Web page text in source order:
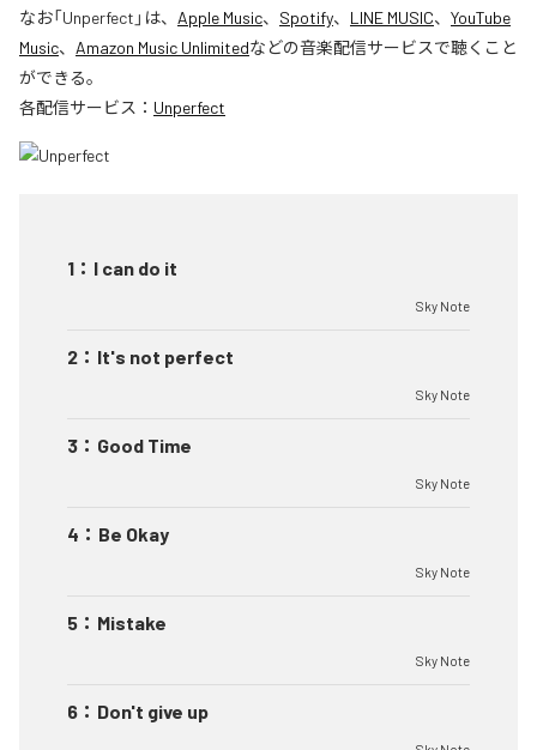
なお「Unperfect 」は、 Apple Music、 Spotify、 LINE MUSIC、 YouTube
Music、 Amazon Music Unlimitedなどの音楽配信サービスで聴くこと
ができる。
各配信サービス： Unperfect
1 ： I can do it
Sky Note
2 ： It's not perfect
Sky Note
3 ： Good Time
Sky Note
4 ： Be Okay
Sky Note
5 ： Mistake
Sky Note
6 ： Don't give up